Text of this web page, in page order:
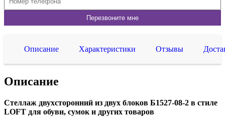
Описание Характеристики Отзывы
Описание
Стеллаж двухсторонний из двух блоков Б1527-08-2 в стиле
LOFT для обуви, сумок и других товаров